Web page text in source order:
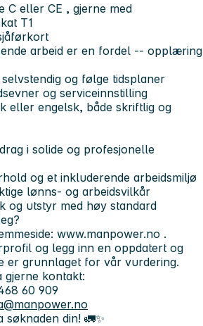
C eller CE , gjerne med
T1
arbeid er en fordel -- opplæring
og følge tidsplaner
og serviceinnstilling
eller engelsk, både skriftlig og
i solide og profesjonelle
og et inkluderende arbeidsmiljø
lønns- og arbeidsvilkår
og utstyr med høy standard
www.manpower.no .
og legg inn en oppdatert og
er grunnlaget for vår vurdering.
gjerne kontakt:
60 909
din! 🚛✨